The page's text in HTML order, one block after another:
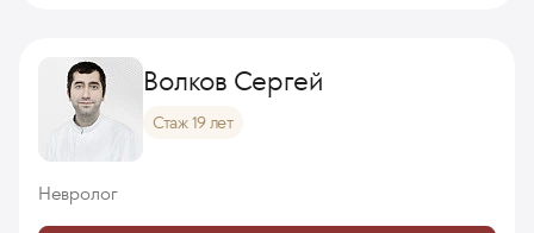
Волков Сергей
Стаж 19 лет
Невролог